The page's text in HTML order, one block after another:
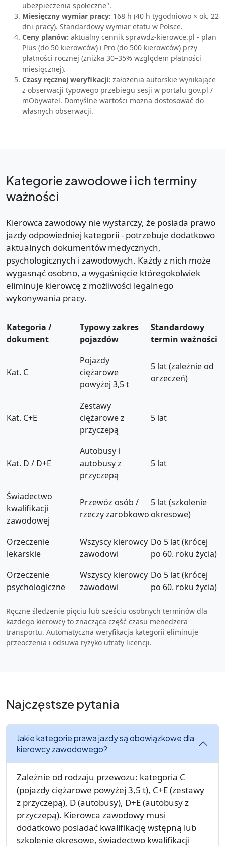
ubezpieczenia społeczne".
Miesięczny wymiar pracy: 168 h (40 h tygodniowo × ok. 22
dni pracy). Standardowy wymiar etatu w Polsce.
Ceny planów: aktualny cennik sprawdz-kierowce.pl - plan
Plus (do 50 kierowców) i Pro (do 500 kierowców) przy
płatności rocznej (zniżka 30–35% względem płatności
miesięcznej).
Czasy ręcznej weryfikacji: założenia autorskie wynikające
z obserwacji typowego przebiegu sesji w portalu gov.pl /
mObywatel. Domyślne wartości można dostosować do
własnych obserwacji.
Kategorie zawodowe i ich terminy
ważności
Kierowca zawodowy nie wystarczy, że posiada prawo
jazdy odpowiedniej kategorii - potrzebuje dodatkowo
aktualnych dokumentów medycznych,
psychologicznych i zawodowych. Każdy z nich może
wygasnąć osobno, a wygaśnięcie któregokolwiek
eliminuje kierowcę z możliwości legalnego
wykonywania pracy.
Kategoria /
dokument
Typowy zakres
pojazdów
Standardowy
termin ważności
Kat. C
Pojazdy
ciężarowe
powyżej 3,5 t
5 lat (zależnie od
orzeczeń)
Kat. C+E
Zestawy
ciężarowe z
przyczepą
5 lat
Kat. D / D+E
Autobusy i
autobusy z
przyczepą
5 lat
Świadectwo
kwalifikacji
zawodowej
Przewóz osób /
rzeczy zarobkowo
5 lat (szkolenie
okresowe)
Orzeczenie
lekarskie
Wszyscy kierowcy
zawodowi
Do 5 lat (krócej
po 60. roku życia)
Orzeczenie
psychologiczne
Wszyscy kierowcy
zawodowi
Do 5 lat (krócej
po 60. roku życia)
Ręczne śledzenie pięciu lub sześciu osobnych terminów dla
każdego kierowcy to znacząca część czasu menedżera
transportu. Automatyczna weryfikacja kategorii eliminuje
przeoczenia i odsuwa ryzyko utraty licencji.
Najczęstsze pytania
Jakie kategorie prawa jazdy są obowiązkowe dla
kierowcy zawodowego?
Zależnie od rodzaju przewozu: kategoria C
(pojazdy ciężarowe powyżej 3,5 t), C+E (zestawy
z przyczepą), D (autobusy), D+E (autobusy z
przyczepą). Kierowca zawodowy musi
dodatkowo posiadać kwalifikację wstępną lub
szkolenie okresowe, świadectwo kwalifikacji